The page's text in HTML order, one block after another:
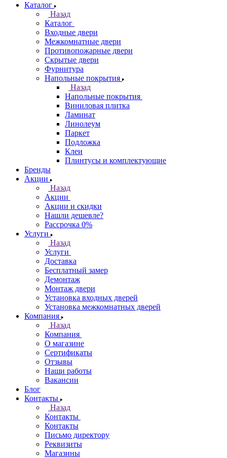
Каталог
Назад
Каталог
Входные двери
Межкомнатные двери
Противопожарные двери
Скрытые двери
Фурнитура
Напольные покрытия
Назад
Напольные покрытия
Виниловая плитка
Ламинат
Линолеум
Паркет
Подложка
Клеи
Плинтусы и комплектующие
Бренды
Акции
Назад
Акции
Акции и скидки
Нашли дешевле?
Рассрочка 0%
Услуги
Назад
Услуги
Доставка
Бесплатный замер
Демонтаж
Монтаж двери
Установка входных дверей
Установка межкомнатных дверей
Компания
Назад
Компания
О магазине
Сертификаты
Отзывы
Наши работы
Вакансии
Блог
Контакты
Назад
Контакты
Контакты
Письмо директору
Реквизиты
Магазины